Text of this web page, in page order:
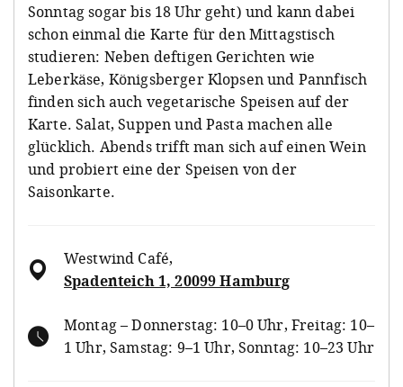
Sonntag sogar bis 18 Uhr geht) und kann dabei
schon einmal die Karte für den Mittagstisch
studieren: Neben deftigen Gerichten wie
Leberkäse, Königsberger Klopsen und Pannfisch
finden sich auch vegetarische Speisen auf der
Karte. Salat, Suppen und Pasta machen alle
glücklich. Abends trifft man sich auf einen Wein
und probiert eine der Speisen von der
Saisonkarte.
Westwind Café,
Spadenteich 1, 20099 Hamburg
Montag – Donnerstag: 10–0 Uhr, Freitag: 10–
1 Uhr, Samstag: 9–1 Uhr, Sonntag: 10–23 Uhr